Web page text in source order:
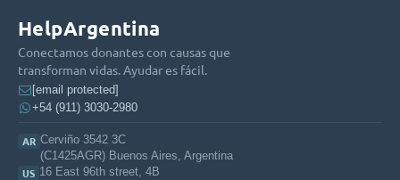
HelpArgentina
Conectamos donantes con causas que
transforman vidas. Ayudar es fácil.
[email protected]
+54 (911) 3030-2980
AR Cerviño 3542 3C
(C1425AGR) Buenos Aires, Argentina
US 16 East 96th street, 4B